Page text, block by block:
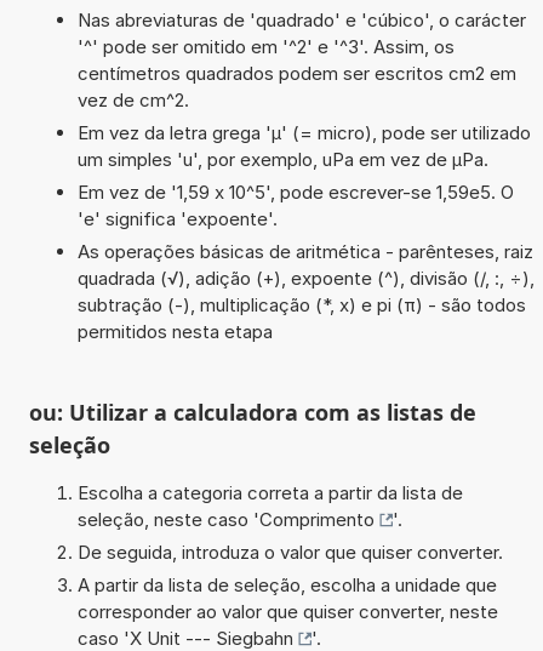
Nas abreviaturas de 'quadrado' e 'cúbico', o carácter
'^' pode ser omitido em '^2' e '^3'. Assim, os
centímetros quadrados podem ser escritos cm2 em
vez de cm^2.
Em vez da letra grega 'µ' (= micro), pode ser utilizado
um simples 'u', por exemplo, uPa em vez de µPa.
Em vez de '1,59 x 10^5', pode escrever-se 1,59e5. O
'e' significa 'expoente'.
As operações básicas de aritmética - parênteses, raiz
quadrada (√), adição (+), expoente (^), divisão (/, :, ÷),
subtração (-), multiplicação (*, x) e pi (π) - são todos
permitidos nesta etapa
ou: Utilizar a calculadora com as listas de
seleção
Escolha a categoria correta a partir da lista de
seleção, neste caso 'Comprimento
'.
De seguida, introduza o valor que quiser converter.
A partir da lista de seleção, escolha a unidade que
corresponder ao valor que quiser converter, neste
caso 'X Unit --- Siegbahn
'.